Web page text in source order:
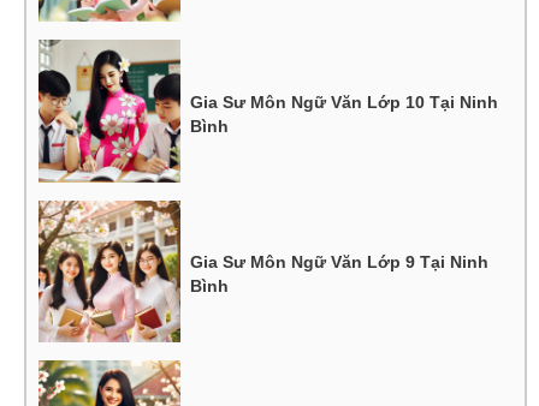
Gia Sư Môn Ngữ Văn Lớp 10 Tại Ninh
Bình
Gia Sư Môn Ngữ Văn Lớp 9 Tại Ninh
Bình